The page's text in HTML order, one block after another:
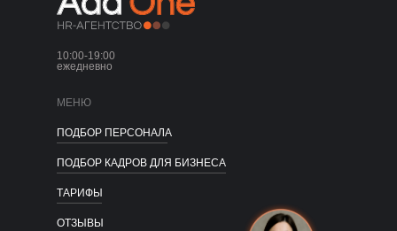
Подбор по профессиям
HR-директор + подбор
Подбор команды продаж
Поиск SEO специалиста
ПОДБОР ПЕРСОНАЛА
ОТЗЫВЫ
ТАРИФЫ
10:00-19:00
ежедневно
МЕНЮ
ПОДБОР КАДРОВ ДЛЯ БИЗНЕСА